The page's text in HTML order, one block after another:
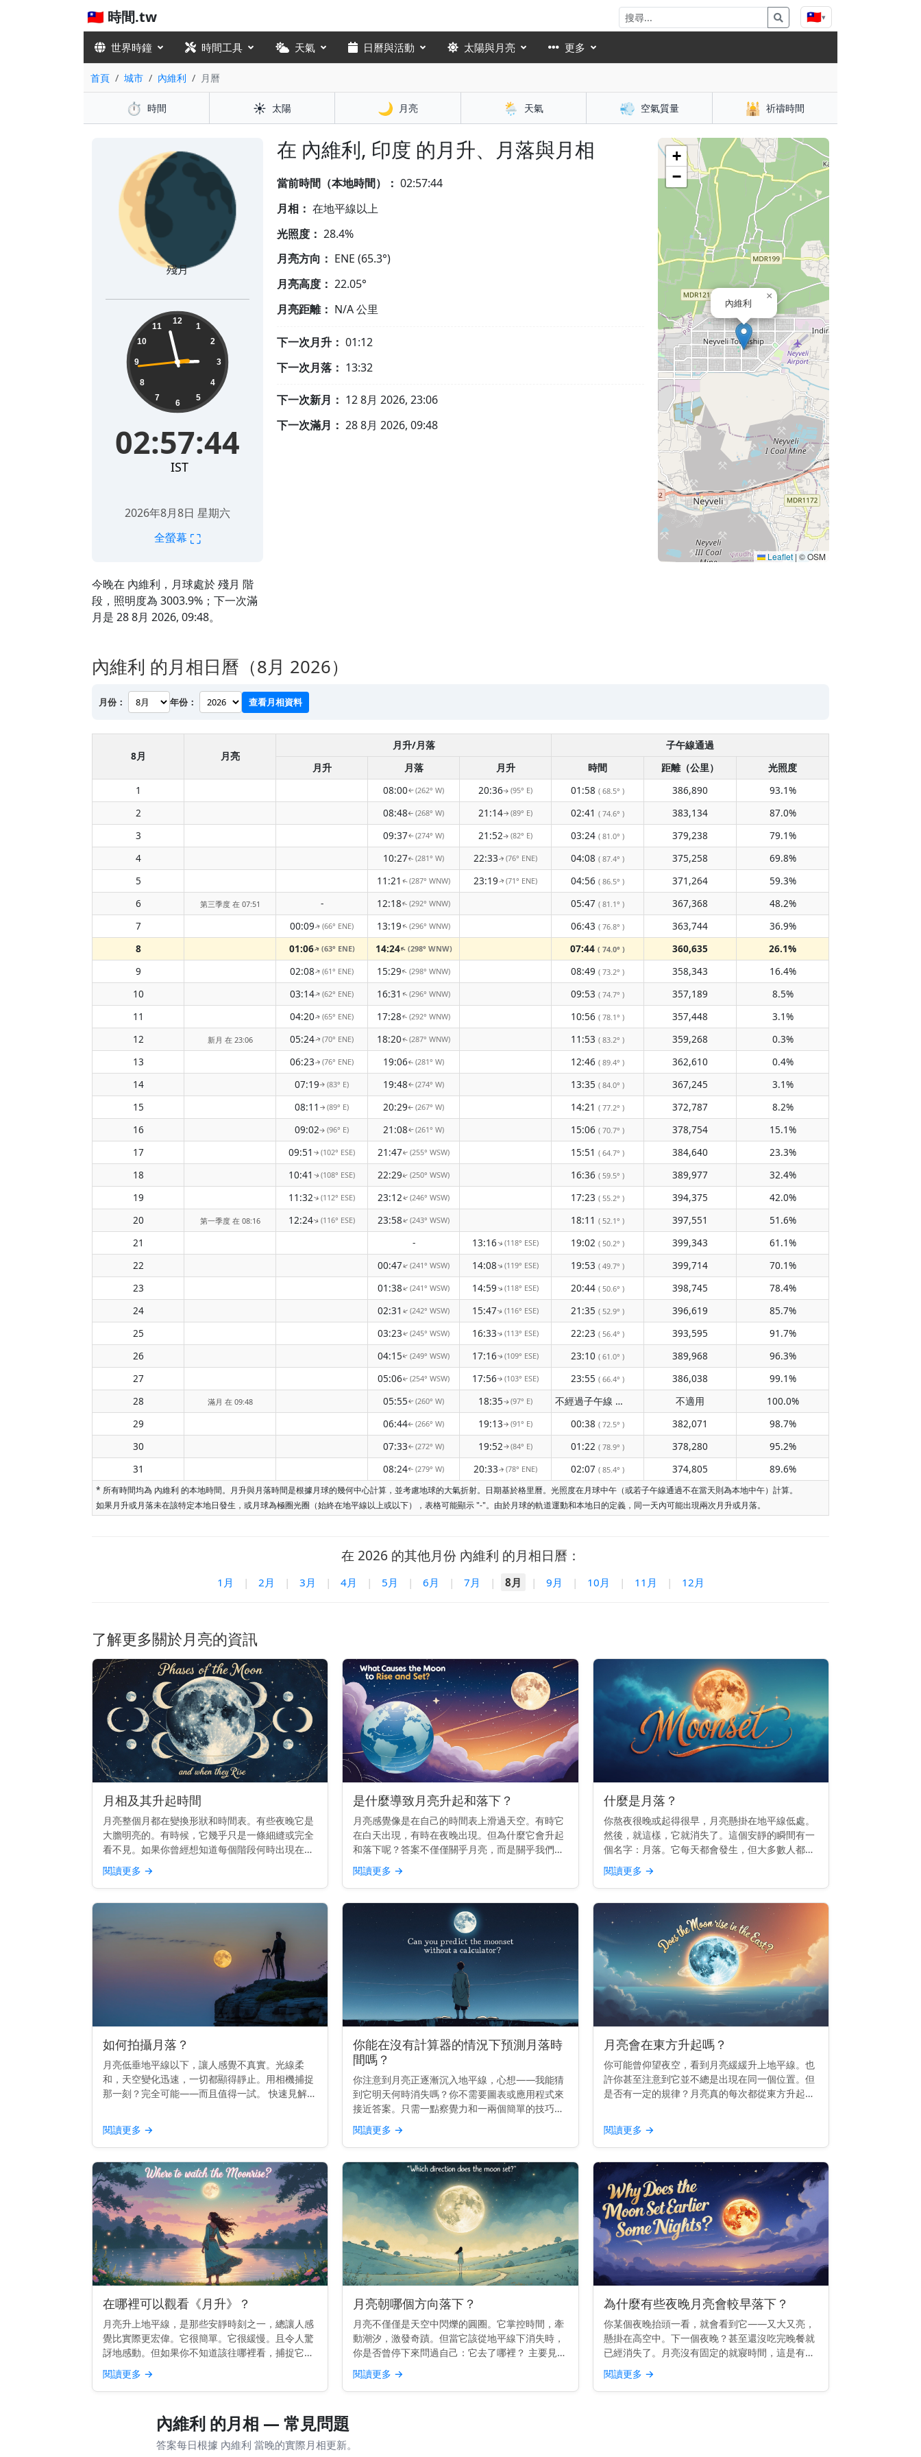
🇹🇼 時間.tw 🇹🇼▾
世界時鐘 時間工具 天氣 日曆與活動 太陽與月亮 更多
首頁 城市 內維利 月曆
⏱️ 時間 ☀️ 太陽 🌙 月亮 🌦️ 天氣 💨 空氣質量 🕌 祈禱時間
在 內維利, 印度 的月升、月落與月相
今晚在 內維利，月球處於 殘月 階
段，照明度為 3003.9%；下一次滿
月是 28 8月 2026, 09:48。
🌘
殘月
02:57:45 12
1
2
3
4
5
6
7
8
9
10
11
02:57:45
IST
2026年8月8日 星期六
全螢幕 ⛶
當前時間（本地時間）： 02:57:45
月相： 在地平線以上
光照度： 28.4%
月亮方向： ENE (65.3°)
月亮高度： 22.05°
月亮距離： N/A公里
下一次月升： 01:12
下一次月落： 13:32
下一次新月： 12 8月 2026, 23:06
下一次滿月： 28 8月 2026, 09:48
內維利
×
+
−
Leaflet | © OSM
內維利 的月相日曆（8月 2026）
月份： 年份： 查看月相資料
8月 月亮
月升/月落
子午線通過
月升
月落 月升 時間 距離（公里）
光照度
1
08:00↑(262° W) 20:36↑(95° E) 01:58 ( 68.5° ) 386,890
93.1%
2
08:48↑(268° W) 21:14↑(89° E) 02:41 ( 74.6° ) 383,134
87.0%
3
09:37↑(274° W) 21:52↑(82° E) 03:24 ( 81.0° ) 379,238
79.1%
4
10:27↑(281° W) 22:33↑(76° ENE) 04:08 ( 87.4° ) 375,258
69.8%
5
11:21 ↑(287° WNW) 23:19↑(71° ENE) 04:56 ( 86.5° ) 371,264
59.3%
6
第三季度 在 07:51 - 12:18↑(292° WNW) 05:47 ( 81.1° ) 367,368
48.2%
7
00:09↑(66° ENE) 13:19↑(296° WNW) 06:43 ( 76.8° ) 363,744
36.9%
8
01:06↑(63° ENE) 14:24↑(298° WNW) 07:44 ( 74.0° ) 360,635
26.1%
9
02:08↑(61° ENE) 15:29↑(298° WNW) 08:49 ( 73.2° ) 358,343
16.4%
10
03:14↑(62° ENE) 16:31 ↑(296° WNW) 09:53 ( 74.7° ) 357,189
8.5%
11
04:20↑(65° ENE) 17:28↑(292° WNW) 10:56 ( 78.1° ) 357,448
3.1%
12
新月 在 23:06 05:24↑(70° ENE) 18:20↑(287° WNW) 11:53 ( 83.2° ) 359,268
0.3%
13
06:23↑(76° ENE) 19:06↑(281° W) 12:46 ( 89.4° ) 362,610
0.4%
14
07:19↑(83° E) 19:48↑(274° W) 13:35 ( 84.0° ) 367,245
3.1%
15
08:11 ↑(89° E) 20:29↑(267° W) 14:21 ( 77.2° ) 372,787
8.2%
16
09:02↑(96° E) 21:08↑(261° W) 15:06 ( 70.7° ) 378,754
15.1%
17
09:51 ↑(102° ESE) 21:47↑(255° WSW) 15:51 ( 64.7° ) 384,640
23.3%
18
10:41 ↑(108° ESE) 22:29↑(250° WSW) 16:36 ( 59.5° ) 389,977
32.4%
19
11:32↑(112° ESE) 23:12↑(246° WSW) 17:23 ( 55.2° ) 394,375
42.0%
20
第一季度 在 08:16 12:24↑(116° ESE) 23:58↑(243° WSW) 18:11 ( 52.1° ) 397,551
51.6%
21
- 13:16↑(118° ESE) 19:02 ( 50.2° ) 399,343
61.1%
22
00:47↑(241° WSW) 14:08↑(119° ESE) 19:53 ( 49.7° ) 399,714
70.1%
23
01:38↑(241° WSW) 14:59↑(118° ESE) 20:44 ( 50.6° ) 398,745
78.4%
24
02:31 ↑(242° WSW) 15:47↑(116° ESE) 21:35 ( 52.9° ) 396,619
85.7%
25
03:23↑(245° WSW) 16:33↑(113° ESE) 22:23 ( 56.4° ) 393,595
91.7%
26
04:15↑(249° WSW) 17:16↑(109° ESE) 23:10 ( 61.0° ) 389,968
96.3%
27
05:06↑(254° WSW) 17:56↑(103° ESE) 23:55 ( 66.4° ) 386,038
99.1%
28
滿月 在 09:48 05:55↑(260° W) 18:35↑(97° E) 不經過子午線
( 不適用 ) 不適用
100.0%
29
06:44↑(266° W) 19:13↑(91° E) 00:38 ( 72.5° ) 382,071
98.7%
30
07:33↑(272° W) 19:52↑(84° E) 01:22 ( 78.9° ) 378,280
95.2%
31
08:24↑(279° W) 20:33↑(78° ENE) 02:07 ( 85.4° ) 374,805 89.6%
* 所有時間均為 內維利 的本地時間。月升與月落時間是根據月球的幾何中心計算，並考慮地球的大氣折射。日期基於格里曆。光照度在月球中午（或若子午線通過不在當天則為本地中午）計算。
如果月升或月落未在該特定本地日發生，或月球為極圈光圈（始終在地平線以上或以下），表格可能顯示 "-"。由於月球的軌道運動和本地日的定義，同一天內可能出現兩次月升或月落。
在 2026 的其他月份 內維利 的月相日曆：
1月 | 2月 | 3月 | 4月 | 5月 | 6月 | 7月 | 8月 | 9月 | 10月 | 11月 | 12月
了解更多關於月亮的資訊
月相及其升起時間
月亮整個月都在變換形狀和時間表。有些夜晚它是
大膽明亮的。有時候，它幾乎只是一條細縫或完全
看不見。如果你曾經想知道每個階段何時出現在天
空中，你並不孤單。其實，時間是遵循一個節奏
的。 重點提示： 每個月相的升起時間不同——從
日出到日落——這取決...
閱讀更多 →
是什麼導致月亮升起和落下？
月亮感覺像是在自己的時間表上滑過天空。有時它
在白天出現，有時在夜晚出現。但為什麼它會升起
和落下呢？答案不僅僅關乎月亮，而是關乎我們自
己。 主要見解： 月亮升起和落下是因為地球在旋
轉——而不是因為月亮移動得那麼快。 它真正移動
的原因 地球每2...
閱讀更多 →
什麼是月落？
你熬夜很晚或起得很早，月亮懸掛在地平線低處。
然後，就這樣，它就消失了。這個安靜的瞬間有一
個名字：月落。它每天都會發生，但大多數人都會
錯過。 重點提示： 月落是指月亮滑落到西方地平
線以下，就像日落一樣，但較為柔和。 月落的運作
原理 地球由西向...
閱讀更多 →
如何拍攝月落？
月亮低垂地平線以下，讓人感覺不真實。光線柔
和，天空變化迅速，一切都顯得靜止。用相機捕捉
那一刻？完全可能——而且值得一試。 快速見解：
應用程式或日曆來規劃時間。 時間掌握一切 最佳
的月落照片通常在...
閱讀更多 →
你能在沒有計算器的情況下預測月落時
間嗎？
你注意到月亮正逐漸沉入地平線，心想——我能猜
到它明天何時消失嗎？你不需要圖表或應用程式來
接近答案。只需一點察覺力和一兩個簡單的技巧。
主要見解： 你可以通過知道今天的月落時間，並減
去大約50分鐘來預估明天的月落時間。 月亮的每
日漂移 月亮在...
閱讀更多 →
月亮會在東方升起嗎？
你可能曾仰望夜空，看到月亮緩緩升上地平線。也
許你甚至注意到它並不總是出現在同一個位置。但
是否有一定的規律？月亮真的每次都從東方升起
非常接近東方——就像太陽一樣。 為什麼月亮會跟
隨東方 這一切都與...
閱讀更多 →
在哪裡可以觀看《月升》？
月亮升上地平線，是那些安靜時刻之一，總讓人感
覺比實際更宏偉。它很簡單。它很緩慢。且令人驚
訝地感動。但如果你不知道該往哪裡看，捕捉它並
不總是那麼容易。 快速提示： 面向東方，視野開
闊，能看到地平線。較高的地勢或面向開闊天空的
海灘效果最佳。 為...
閱讀更多 →
月亮朝哪個方向落下？
月亮不僅僅是天空中閃爍的圓圈。它掌控時間，牽
動潮汐，激發奇蹟。但當它該從地平線下消失時，
你是否曾停下來問過自己：它去了哪裡？ 主要見
解： 月亮在西方落下，就像太陽一樣。但每晚的確
切位置會略有變化。 為什麼月亮會在西方落下 地
球由西向東旋轉。...
閱讀更多 →
為什麼有些夜晚月亮會較早落下？
你某個夜晚抬頭一看，就會看到它——又大又亮，
懸掛在高空中。下一個夜晚？甚至還沒吃完晚餐就
已經消失了。月亮沒有固定的就寢時間，這是有充
分原因的。 快速見解： 有些夜晚月亮較早落下，
是因為它的軌道使它每天升起的時間大約晚50分鐘
——因此相較於前...
閱讀更多 →
內維利 的月相 — 常見問題
答案每日根據 內維利 當晚的實際月相更新。